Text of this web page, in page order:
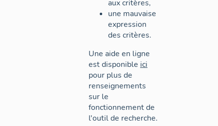
aux critères,
une mauvaise
expression
des critères.
Une aide en ligne
est disponible ici
pour plus de
renseignements
sur le
fonctionnement de
l'outil de recherche.